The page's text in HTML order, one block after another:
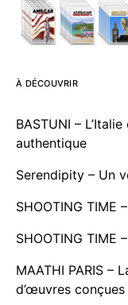
À DÉCOUVRIR
BASTUNI –
authentique
Serendipity – Un
SHOOTING TIME
SHOOTING TIME
MAATHI PARIS –
d’œuvres